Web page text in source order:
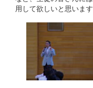
用して欲しいと思います